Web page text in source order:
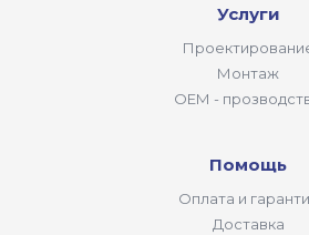
Услуги
Монтаж
ОЕМ -
Помощь
Оплата и
Доставка